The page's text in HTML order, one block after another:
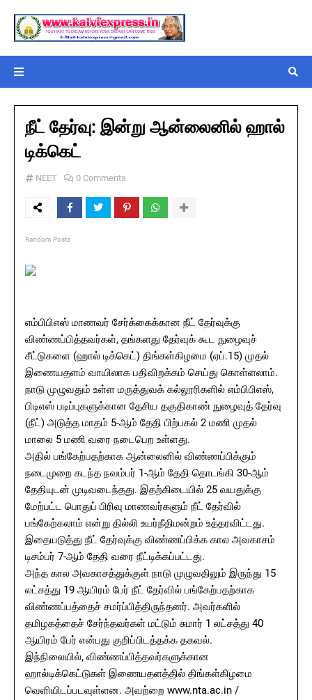
நீட் தேர்வு: இன்று ஆன்லைனில் ஹால்
டிக்கெட்
NEET 0 Comments
Random Posts
எம்பிபிஎஸ் மாணவர் சேர்க்கைக்கான நீட் தேர்வுக்கு
விண்ணப்பித்தவர்கள், தங்களது தேர்வுக் கூட நுழைவுச்
சீட்டுகளை (ஹால் டிக்கெட்) திங்கள்கிழமை (ஏப்.15) முதல்
இணையதளம் வாயிலாக பதிவிறக்கம் செய்து கொள்ளலாம்.
நாடு முழுவதும் உள்ள மருத்துவக் கல்லூரிகளில் எம்பிபிஎஸ்,
பிடிஎஸ் படிப்புகளுக்கான தேசிய தகுதிகாண் நுழைவுத் தேர்வு
(நீட்) அடுத்த மாதம் 5-ஆம் தேதி பிற்பகல் 2 மணி முதல்
மாலை 5 மணி வரை நடைபெற உள்ளது.
அதில் பங்கேற்பதற்காக ஆன்லைனில் விண்ணப்பிக்கும்
நடைமுறை கடந்த நவம்பர் 1-ஆம் தேதி தொடங்கி 30-ஆம்
தேதியுடன் முடிவடைந்தது. இதற்கிடையில் 25 வயதுக்கு
மேற்பட்ட பொதுப் பிரிவு மாணவர்களும் நீட் தேர்வில்
பங்கேற்கலாம் என்று தில்லி உயர்நீதிமன்றம் உத்தரவிட்டது.
இதையடுத்து நீட் தேர்வுக்கு விண்ணப்பிக்க கால அவகாசம்
டிசம்பர் 7-ஆம் தேதி வரை நீட்டிக்கப்பட்டது.
அந்த கால அவகாசத்துக்குள் நாடு முழுவதிலும் இருந்து 15
லட்சத்து 19 ஆயிரம் பேர் நீட் தேர்வில் பங்கேற்பதற்காக
விண்ணப்பத்தைச் சமர்ப்பித்திருந்தனர். அவர்களில்
தமிழகத்தைச் சேர்ந்தவர்கள் மட்டும் சுமார் 1 லட்சத்து 40
ஆயிரம் பேர் என்பது குறிப்பிடத்தக்க தகவல்.
இந்நிலையில், விண்ணப்பித்தவர்களுக்கான
ஹால்டிக்கெட்டுகள் இணையதளத்தில் திங்கள்கிழமை
வெளியிடப்படவுள்ளன. அவற்றை www.nta.ac.in /